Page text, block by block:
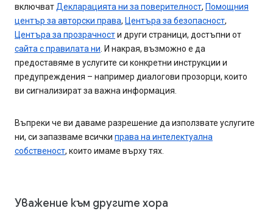
включват Декларацията ни за поверителност, Помощния
център за авторски права, Центъра за безопасност,
Центъра за прозрачности други страници, достъпни от
сайта с правилата ни . И накрая, възможно е да
предоставяме в услугите си конкретни инструкции и
предупреждения – например диалогови прозорци, които
ви сигнализират за важна информация.
Въпреки че ви даваме разрешение да използвате услугите
ни, си запазваме всички права на интелектуална
собственост, които имаме върху тях.
Уважение към другите хора